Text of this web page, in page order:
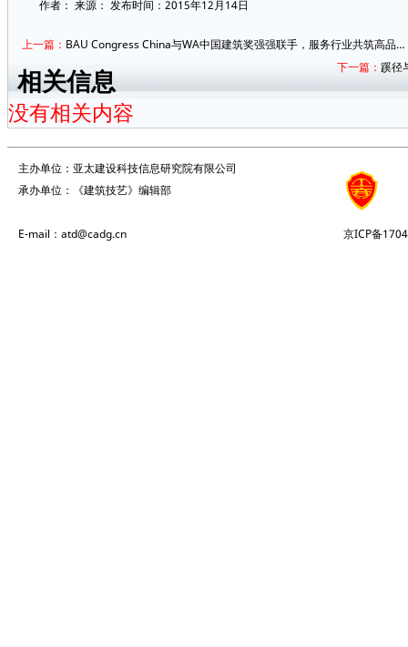
作者： 来源： 发布时间：2015年12月14日
上一篇： BAU Congress China与WA中国建筑奖强强联手，服务行业共筑高品…
下一篇： 蹊径
相关信息
没有相关内容
主办单位：亚太建设科技信息研究院有限公司
承办单位：《建筑技艺》编辑部
E-mail：atd@cadg.cn 京ICP备